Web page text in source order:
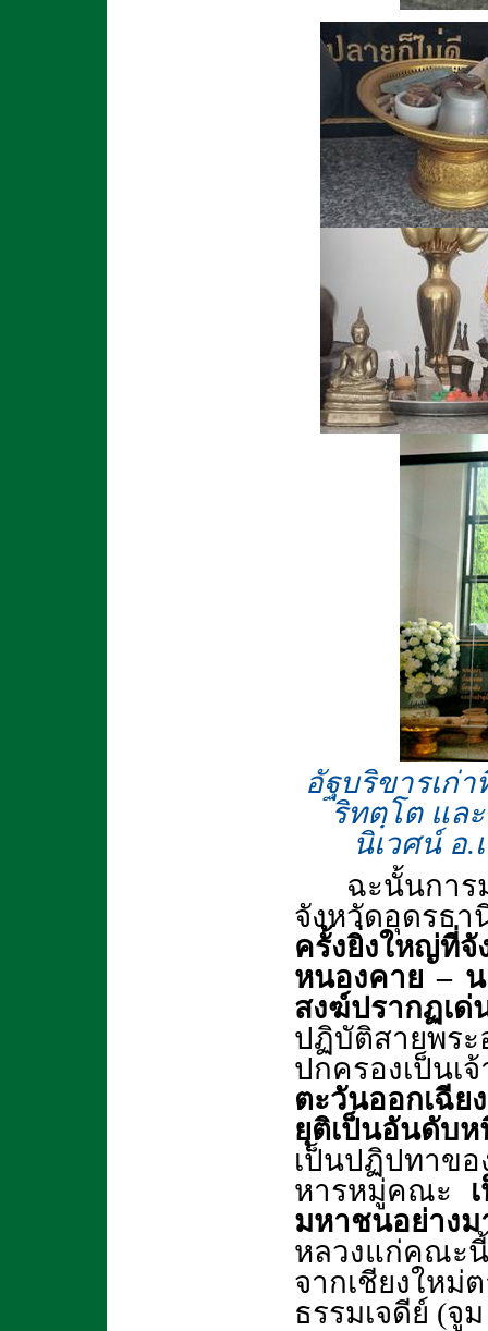
อัฐบริขารเก่
ริทตฺโต แล
นิเวศน์ อ
ฉะนั้นกา
จังหวัดอุดรธา
ครั้งยิ่งใหญ่
หนองคาย –
สงฆ์ปรากฏ
ปฏิบัติสายพร
ปกครองเป็น
ตะวันออกเฉี
ยุติเป็นอันดับ
เป็นปฏิปทาข
หารหมู่คณะ
มหาชนอย่างม
หลวงแก่คณะ
จากเชียงใหม่
ธรรมเจดีย์ (จู